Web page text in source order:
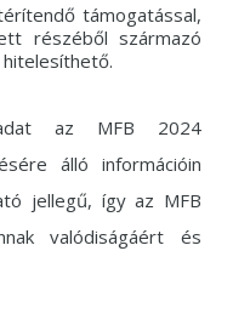
támogatással,
részéből származó
az MFB 2024
álló információin
jellegű, így az MFB
valódiságáért és